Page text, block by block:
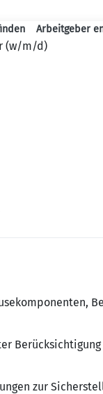
Haupt-
Arbeitgeber
(w/m/d)
zur